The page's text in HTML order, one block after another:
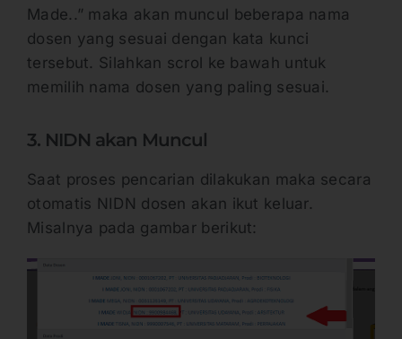
Made..” maka akan muncul beberapa nama
dosen yang sesuai dengan kata kunci
tersebut. Silahkan scrol ke bawah untuk
memilih nama dosen yang paling sesuai.
3. NIDN akan Muncul
Saat proses pencarian dilakukan maka secara
otomatis NIDN dosen akan ikut keluar.
Misalnya pada gambar berikut: